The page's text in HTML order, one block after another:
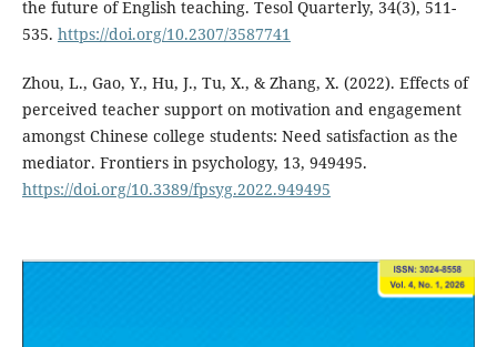
the future of English teaching. Tesol Quarterly, 34(3), 511-
535. https://doi.org/10.2307/3587741
Zhou, L., Gao, Y., Hu, J., Tu, X., & Zhang, X. (2022). Effects of
perceived teacher support on motivation and engagement
amongst Chinese college students: Need satisfaction as the
mediator. Frontiers in psychology, 13, 949495.
https://doi.org/10.3389/fpsyg.2022.949495